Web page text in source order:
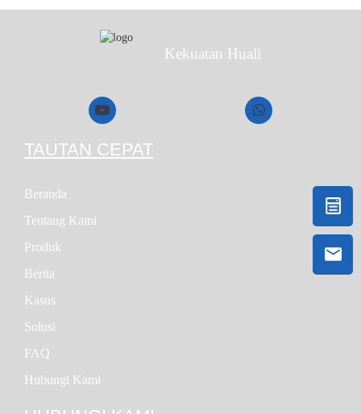
Kekuatan Huali
TAUTAN CEPAT
Beranda
Tentang Kami
Produk
Berita
Kasus
Solusi
FAQ
Hubungi Kami